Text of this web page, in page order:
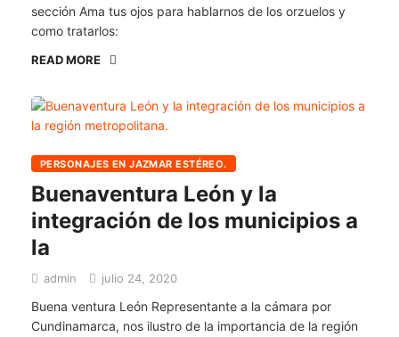
sección Ama tus ojos para hablarnos de los orzuelos y
como tratarlos:
READ MORE
PERSONAJES EN JAZMAR ESTÉREO.
Buenaventura León y la
integración de los municipios a
la
admin julio 24, 2020
Buena ventura León Representante a la cámara por
Cundinamarca, nos ilustro de la importancia de la región